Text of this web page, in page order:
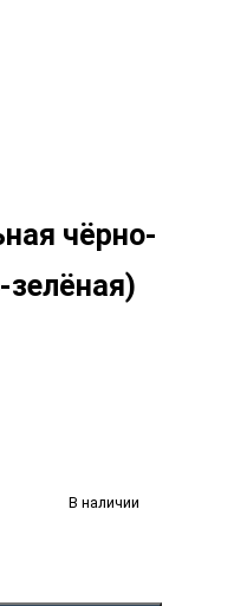
чёрно-
зелёная)
В наличии